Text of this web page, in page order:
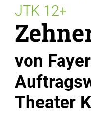
JTK 12+
von
Theater